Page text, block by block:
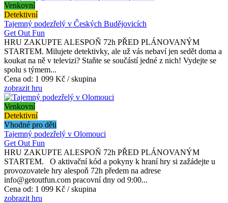
Venkovní
Detektivní
Tajemný podezřelý v Českých Budějovicích
Get Out Fun
HRU ZAKUPTE ALESPOŇ 72h PŘED PLÁNOVANÝM
STARTEM. Milujete detektivky, ale už vás nebaví jen sedět doma a
koukat na ně v televizi? Staňte se součástí jedné z nich! Vydejte se
spolu s týmem...
Cena od: 1 099 Kč / skupina
zobrazit hru
Venkovní
Detektivní
Vhodné pro děti
Tajemný podezřelý v Olomouci
Get Out Fun
HRU ZAKUPTE ALESPOŇ 72h PŘED PLÁNOVANÝM
STARTEM. O aktivační kód a pokyny k hraní hry si zažádejte u
provozovatele hry alespoň 72h předem na adrese
info@getoutfun.com pracovní dny od 9:00...
Cena od: 1 099 Kč / skupina
zobrazit hru